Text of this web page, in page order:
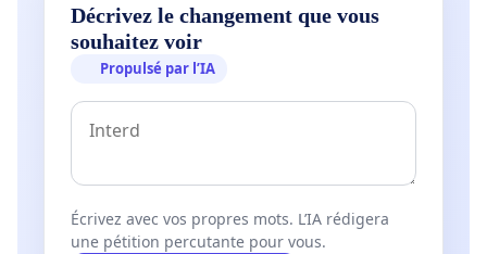
Le collectif Zéro Ségrégation.
Décrivez le changement que vous
souhaitez voir
Propulsé par l’IA
Écrivez avec vos propres mots. L’IA rédigera
une pétition percutante pour vous.